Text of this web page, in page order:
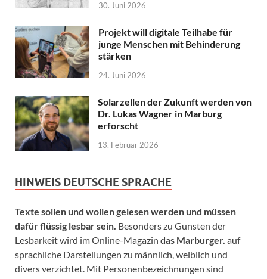
30. Juni 2026
Projekt will digitale Teilhabe für
junge Menschen mit Behinderung
stärken
24. Juni 2026
Solarzellen der Zukunft werden von
Dr. Lukas Wagner in Marburg
erforscht
13. Februar 2026
HINWEIS DEUTSCHE SPRACHE
Texte sollen und wollen gelesen werden und müssen
dafür flüssig lesbar sein. Besonders zu Gunsten der
Lesbarkeit wird im Online-Magazin das Marburger. auf
sprachliche Darstellungen zu männlich, weiblich und
divers verzichtet. Mit Personenbezeichnungen sind